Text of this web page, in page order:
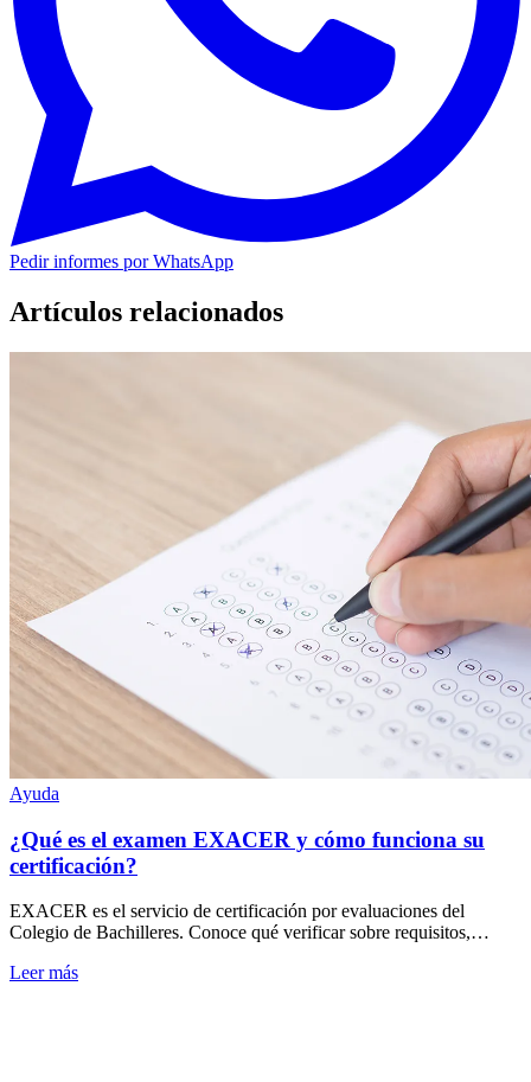
Pedir informes por WhatsApp
Artículos relacionados
Ayuda
¿Qué es el examen EXACER y cómo funciona su
certificación?
EXACER es el servicio de certificación por evaluaciones del
Colegio de Bachilleres. Conoce qué verificar sobre requisitos,
Leer más